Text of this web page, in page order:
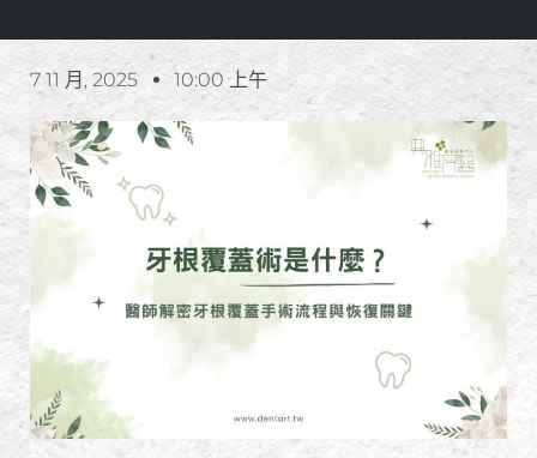
7 11 月, 2025 10:00 上午